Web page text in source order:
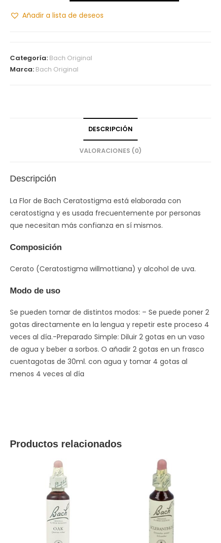
Añadir a lista de deseos
Categoría: Bach Original
Marca: Bach Original
DESCRIPCIÓN
VALORACIONES (0)
Descripción
La Flor de Bach Ceratostigma está elaborada con
ceratostigna y es usada frecuentemente por personas
que necesitan más confianza en sí mismos.
Composición
Cerato (Ceratostigma willmottiana) y alcohol de uva.
Modo de uso
Se pueden tomar de distintos modos: – Se puede poner 2
gotas directamente en la lengua y repetir este proceso 4
veces al día.-Preparado Simple: Diluir 2 gotas en un vaso
de agua y beber a sorbos. O añadir 2 gotas en un frasco
cuentagotas de 30ml. con agua y tomar 4 gotas al
menos 4 veces al día
Productos relacionados